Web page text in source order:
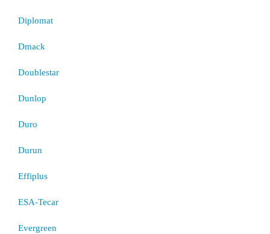
Diplomat
Dmack
Doublestar
Dunlop
Duro
Durun
Effiplus
ESA-Tecar
Evergreen